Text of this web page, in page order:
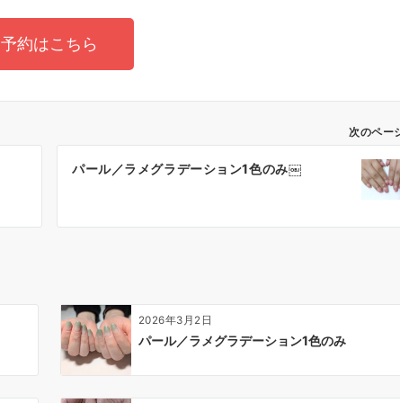
予約はこちら
次のペー
パール／ラメグラデーション1色のみ￼
2026年3月2日
パール／ラメグラデーション1色のみ